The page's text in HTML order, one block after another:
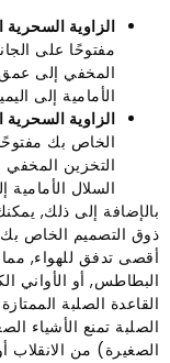
الزاوية
مفتوحًا على
المخفي إلى عمق
الأمامية إلى
الزاوية السحرية
الخاص بك
التخزين المخفي
السلال
بالإضافة إلى ذلك,
ذوق التصميم الخاص بك.
أقصى تدفق للهواء, مما
البطاطس, أو الأواني
القاعدة الصلبة
الصلبة تمنع الأشياء
الصغيرة) من الانقلاب